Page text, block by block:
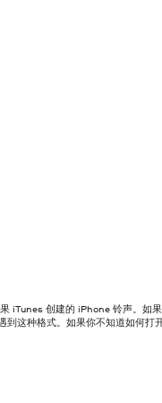
iTunes 创建的 iPhone 铃声。如
到这种格式。如果你不知道如何打